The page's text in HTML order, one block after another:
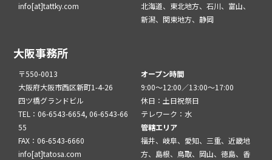
info[at]tattky.com
北海道、東北地方、石川、富山、
新潟、関東地方、静岡
大阪事務所
〒550-0013
大阪府大阪市西区新町1-4-26
四ツ橋グランドビル
TEL：06-6543-6654, 06-6543-66
55
FAX：06-6543-6660
info[at]tatosa.com
オープン時間
9:00～12:00／13:00～17:00
休日：土日祝祭日
テレワーク：水
管轄エリア
福井、岐阜、愛知、三重、近畿地
方、島根、鳥取、岡山、徳島、香